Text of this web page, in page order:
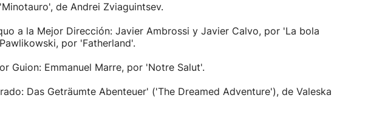
de Andrei Zviaguintsev.
a la Mejor Dirección: Javier Ambrossi y Javier Calvo, por 'La bola
por 'Fatherland'.
Guion: Emmanuel Marre, por 'Notre Salut'.
Das Geträumte Abenteuer' ('The Dreamed Adventure'), de Valeska